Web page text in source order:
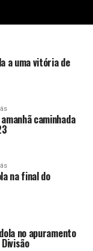
a uma vitória de
caminhada
na final do
no apuramento